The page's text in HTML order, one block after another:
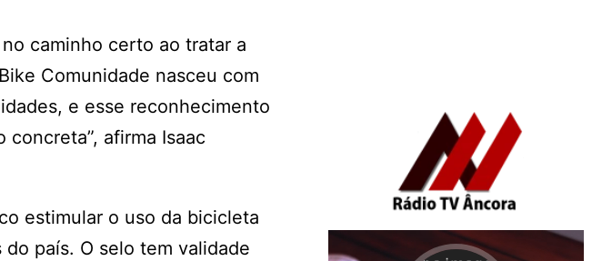
caminho certo ao tratar a
Comunidade nasceu com
e esse reconhecimento
afirma Isaac
estimular o uso da bicicleta
país. O selo tem validade